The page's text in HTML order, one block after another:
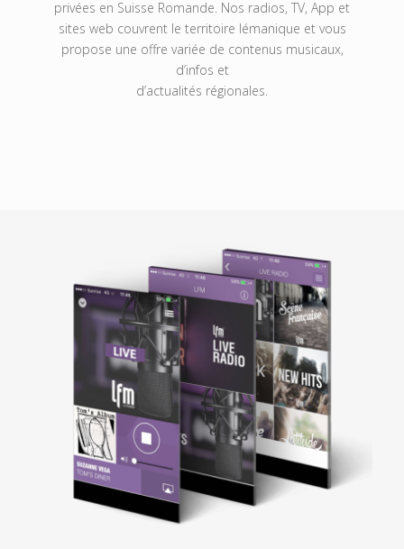
privées en Suisse Romande. Nos radios, TV, App et
sites web couvrent le territoire lémanique et vous
propose une offre variée de contenus musicaux,
d’infos et
d’actualités régionales.